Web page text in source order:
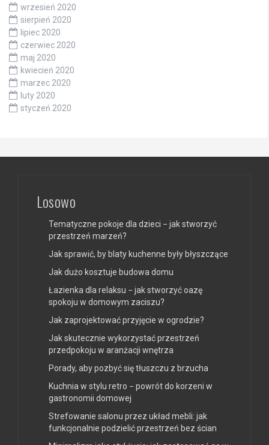
wrzesień 2020
sierpień 2020
lipiec 2020
czerwiec 2020
maj 2020
kwiecień 2020
marzec 2020
luty 2020
styczeń 2020
Losowo
Tematyczne pokoje dla dzieci − jak stworzyć
przestrzeń marzeń?
Jak sprawić, by blaty kuchenne były błyszczące
Jak dużo kosztuje budowa domu
Łazienka dla relaksu − jak stworzyć oazę
spokoju w domowym zaciszu?
Jak zaprojektować przyjęcie w ogrodzie?
Jak skutecznie wykorzystać przestrzeń
przedpokoju w aranżacji wnętrza
Porady, aby pozbyć się tłuszczu z brzucha
Kuchnia w stylu retro − powrót do korzeni w
gastronomii domowej
Strefowanie salonu przez układ mebli: jak
funkcjonalnie podzielić przestrzeń bez ścian